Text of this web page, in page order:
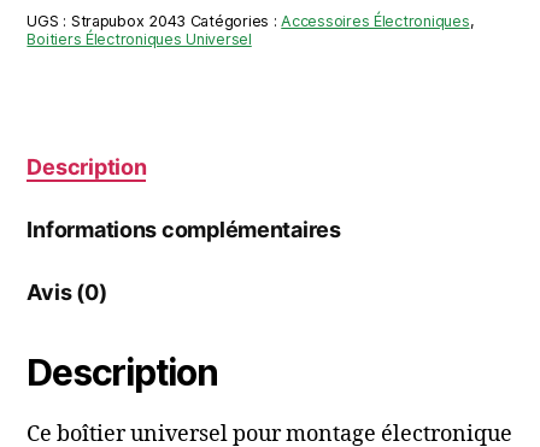
Strapubox
2043
UGS : Strapubox 2043 Catégories :Accessoires Électroniques,
Boitiers Électroniques Universel
Description
Informations complémentaires
Avis (0)
Description
Ce boîtier universel pour montage électronique